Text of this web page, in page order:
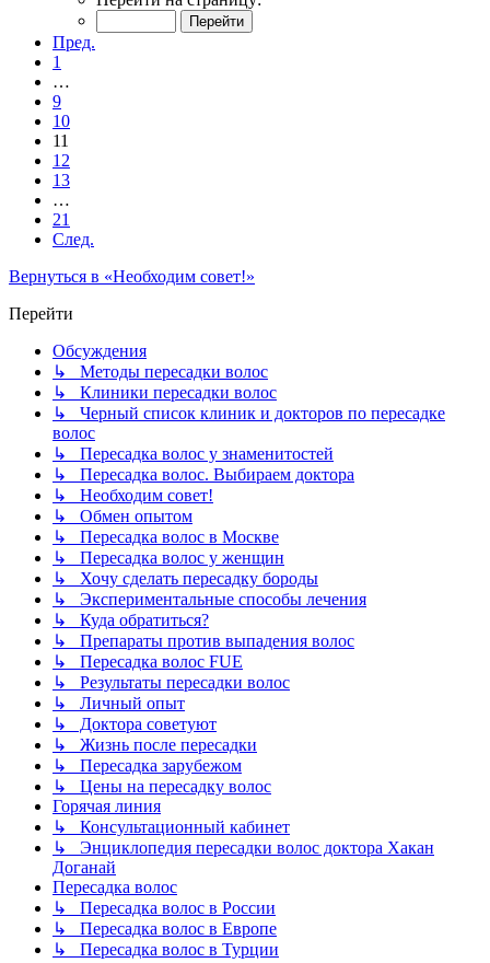
Пред.
1
…
9
10
11
12
13
…
21
След.
Вернуться в «Необходим совет!»
Перейти
Обсуждения
↳ Методы пересадки волос
↳ Клиники пересадки волос
↳ Черный список клиник и докторов по пересадке
волос
↳ Пересадка волос у знаменитостей
↳ Пересадка волос. Выбираем доктора
↳ Необходим совет!
↳ Обмен опытом
↳ Пересадка волос в Москве
↳ Пересадка волос у женщин
↳ Хочу сделать пересадку бороды
↳ Экспериментальные способы лечения
↳ Куда обратиться?
↳ Препараты против выпадения волос
↳ Пересадка волос FUE
↳ Результаты пересадки волос
↳ Личный опыт
↳ Доктора советуют
↳ Жизнь после пересадки
↳ Пересадка зарубежом
↳ Цены на пересадку волос
Горячая линия
↳ Консультационный кабинет
↳ Энциклопедия пересадки волос доктора Хакан
Доганай
Пересадка волос
↳ Пересадка волос в России
↳ Пересадка волос в Европе
↳ Пересадка волос в Турции